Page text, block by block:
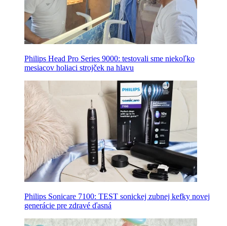
Philips Head Pro Series 9000: testovali sme niekoľko
mesiacov holiaci strojček na hlavu
Philips Sonicare 7100: TEST sonickej zubnej kefky novej
generácie pre zdravé ďasná